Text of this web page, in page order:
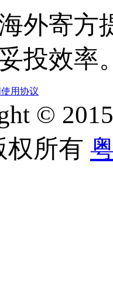
外寄方
投效率。
使用协议
©
权所有